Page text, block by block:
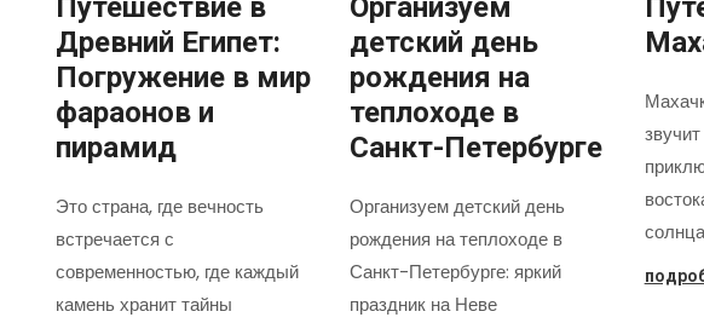
Путешествие в
Древний Египет:
Погружение в мир
фараонов и
пирамид
Это страна, где вечность
встречается с
современностью, где каждый
камень хранит тайны
Организуем
детский день
рождения на
теплоходе в
Санкт-Петербурге
Организуем детский день
рождения на теплоходе в
Санкт-Петербурге: яркий
праздник на Неве